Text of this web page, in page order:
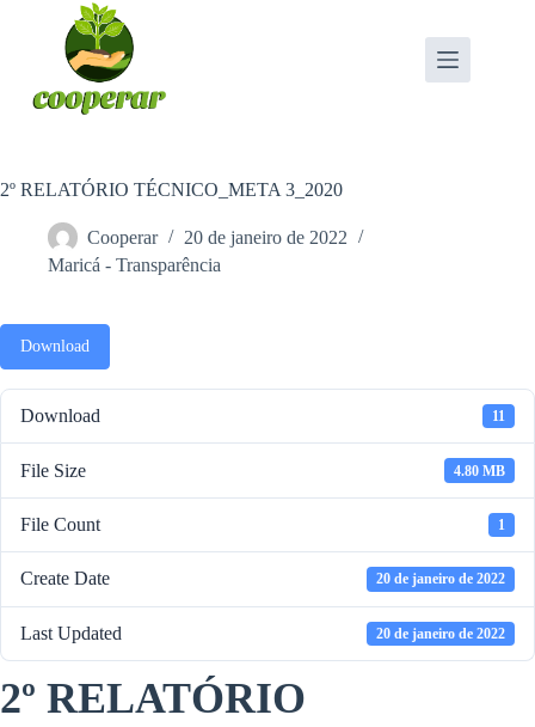
2º RELATÓRIO TÉCNICO_META 3_2020
Cooperar
20 de janeiro de 2022
Maricá - Transparência
Download
Download 11
File Size 4.80 MB
File Count 1
Create Date 20 de janeiro de 2022
Last Updated 20 de janeiro de 2022
2º RELATÓRIO